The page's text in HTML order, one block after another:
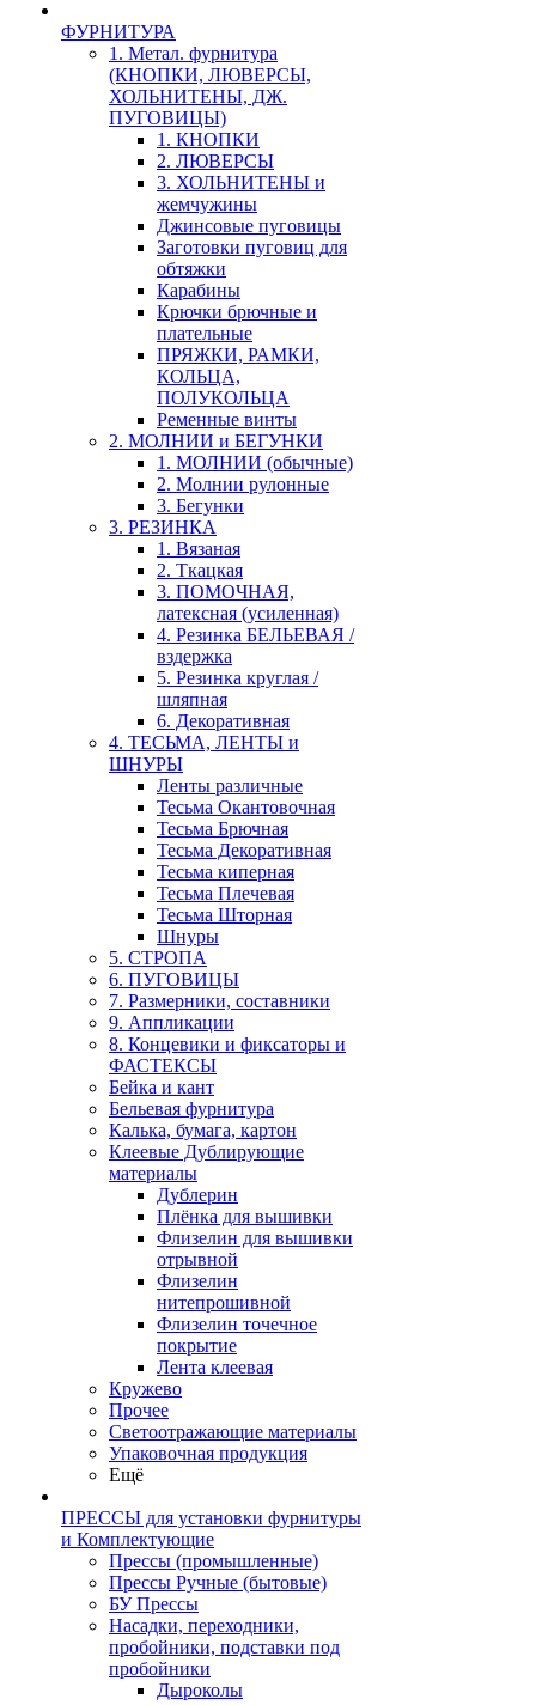
ФУРНИТУРА
1. Метал. фурнитура
(КНОПКИ, ЛЮВЕРСЫ,
ХОЛЬНИТЕНЫ, ДЖ.
ПУГОВИЦЫ)
1. КНОПКИ
2. ЛЮВЕРСЫ
3. ХОЛЬНИТЕНЫ и
жемчужины
Джинсовые пуговицы
Заготовки пуговиц для
обтяжки
Карабины
Крючки брючные и
плательные
ПРЯЖКИ, РАМКИ,
КОЛЬЦА,
ПОЛУКОЛЬЦА
Ременные винты
2. МОЛНИИ и БЕГУНКИ
1. МОЛНИИ (обычные)
2. Молнии рулонные
3. Бегунки
3. РЕЗИНКА
1. Вязаная
2. Ткацкая
3. ПОМОЧНАЯ,
латексная (усиленная)
4. Резинка БЕЛЬЕВАЯ /
вздержка
5. Резинка круглая /
шляпная
6. Декоративная
4. ТЕСЬМА, ЛЕНТЫ и
ШНУРЫ
Ленты различные
Тесьма Окантовочная
Тесьма Брючная
Тесьма Декоративная
Тесьма киперная
Тесьма Плечевая
Тесьма Шторная
Шнуры
5. СТРОПА
6. ПУГОВИЦЫ
7. Размерники, составники
9. Аппликации
8. Концевики и фиксаторы и
ФАСТЕКСЫ
Бейка и кант
Бельевая фурнитура
Калька, бумага, картон
Клеевые Дублирующие
материалы
Дублерин
Плёнка для вышивки
Флизелин для вышивки
отрывной
Флизелин
нитепрошивной
Флизелин точечное
покрытие
Лента клеевая
Кружево
Прочее
Светоотражающие материалы
Упаковочная продукция
Ещё
ПРЕССЫ для установки фурнитуры
и Комплектующие
Прессы (промышленные)
Прессы Ручные (бытовые)
БУ Прессы
Насадки, переходники,
пробойники, подставки под
пробойники
Дыроколы